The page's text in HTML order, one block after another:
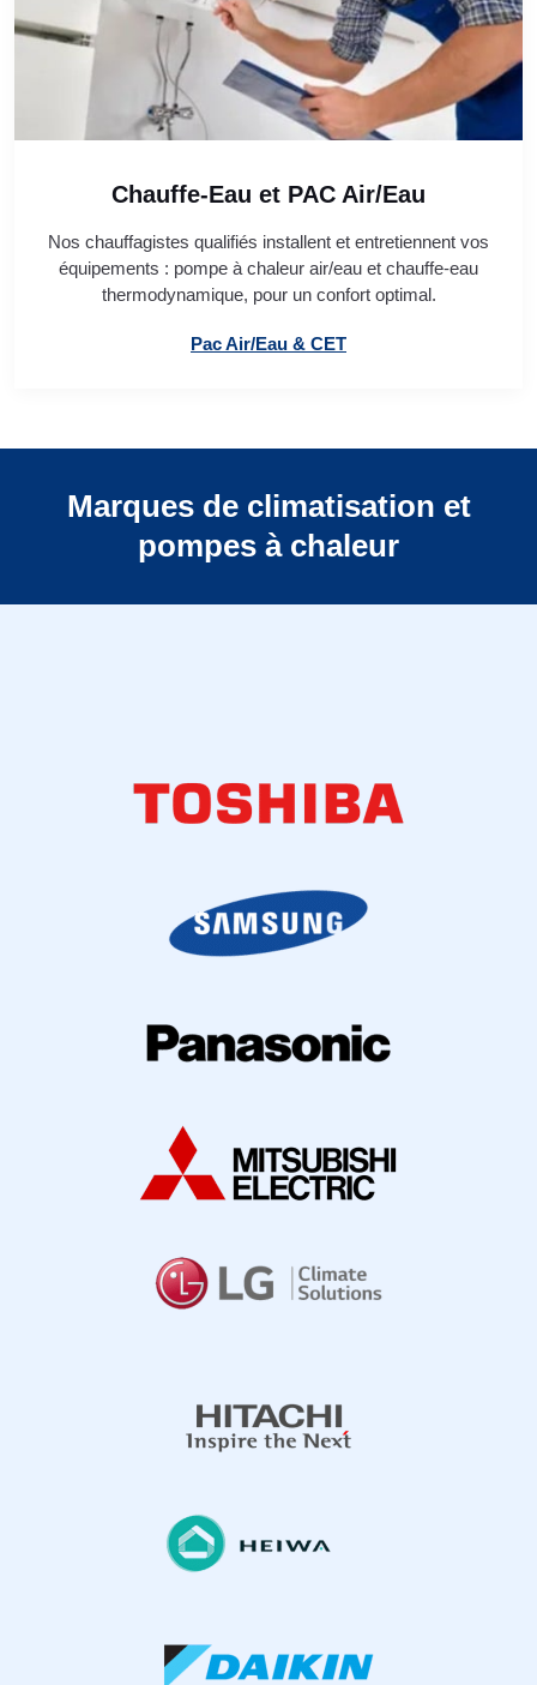
Chauffe-Eau et PAC Air/Eau
Nos chauffagistes qualifiés installent et entretiennent vos
équipements : pompe à chaleur air/eau et chauffe-eau
thermodynamique, pour un confort optimal.
Pac Air/Eau & CET
Marques de climatisation et
pompes à chaleur